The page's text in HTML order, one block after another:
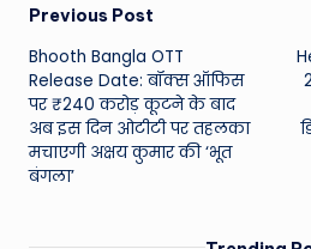
Post
navigation
Previous Post
Bhooth Bangla OTT
Release Date: बॉक्स ऑफिस
पर ₹240 करोड़ कूटने के बाद
अब इस दिन ओटीटी पर तहलका
मचाएगी अक्षय कुमार की ‘भूत
बंगला’